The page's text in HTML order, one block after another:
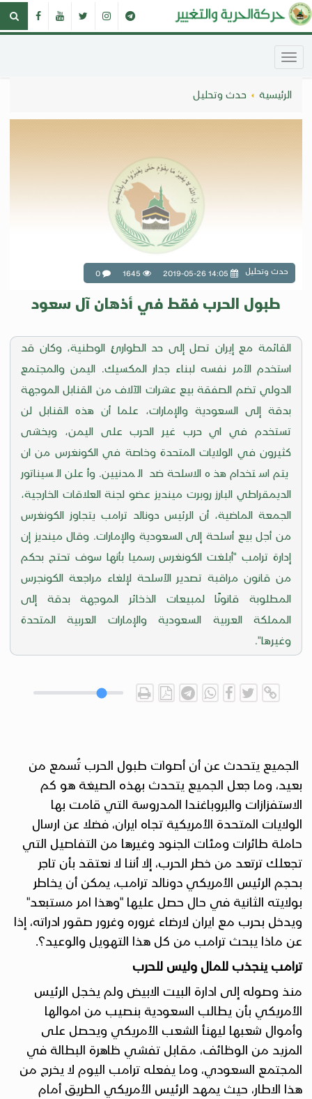
الرئيسية حدث وتحليل
حدث وتحليل 2019-05-26 14:05
1645
0
طبول الحرب فقط في أذهان آل سعود
القائمة مع إيران تصل إلى حد الطوارئ الوطنية، وكان قد
استخدم الأمر نفسه لبناء جدار المكسيك. اليمن والمجتمع
الدولي تضم الصفقة بيع عشرات الآلاف من القنابل الموجهة
بدقة إلى السعودية والإمارات، علما أن هذه القنابل لن
تستخدم في اي حرب غير الحرب على اليمن، ويخشى
كثيرون في الولايات المتحدة وخاصة في الكونغرس من ان
يتم استخدام هذه الاسلحة ضد المدنيين. وأعلن السيناتور
الديمقراطي البارز روبرت مينديز عضو لجنة العلاقات الخارجية،
الجمعة الماضية، أن الرئيس دونالد ترامب يتجاوز الكونغرس
من أجل بيع أسلحة إلى السعودية والإمارات. وقال مينديز إن
إدارة ترامب "أبلغت الكونغرس رسميا بأنها سوف تحتج بحكم
من قانون مراقبة تصدير الأسلحة لإلغاء مراجعة الكونجرس
المطلوبة قانونًا لمبيعات الذخائر الموجهة بدقة إلى
المملكة العربية السعودية والإمارات العربية المتحدة
وغيرها".
الجميع يتحدث عن أن أصوات طبول الحرب تُسمع من
بعيد، وما جعل الجميع يتحدث بهذه الصيغة هو كم
الاستفزازات والبروباغندا المدروسة التي قامت بها
الولايات المتحدة الأمريكية تجاه ايران، فضلا عن ارسال
حاملة طائرات ومئات الجنود وغيرها من التفاصيل التي
تجعلك ترتعد من خطر الحرب، إلا أننا لا نعتقد بأن تاجر
بحجم الرئيس الأمريكي دونالد ترامب، يمكن أن يخاطر
بولايته الثانية في حال حصل عليها "وهذا امر مستبعد"
ويدخل بحرب مع ايران لارضاء غروره وغرور صقور ادراته، إذا
عن ماذا يبحث ترامب من كل هذا التهويل والوعيد؟.
ترامب ينجذب للمال وليس للحرب
منذ وصوله إلى ادارة البيت الابيض ولم يخجل الرئيس
الأمريكي بأن يطالب السعودية بنصيب من اموالها
وأموال شعبها ليهنأ الشعب الأمريكي ويحصل على
المزيد من الوظائف، مقابل تفشي ظاهرة البطالة في
المجتمع السعودي، وما يفعله ترامب اليوم لا يخرج من
هذا الاطار، حيث يمهد الرئيس الأمريكي الطريقأمام